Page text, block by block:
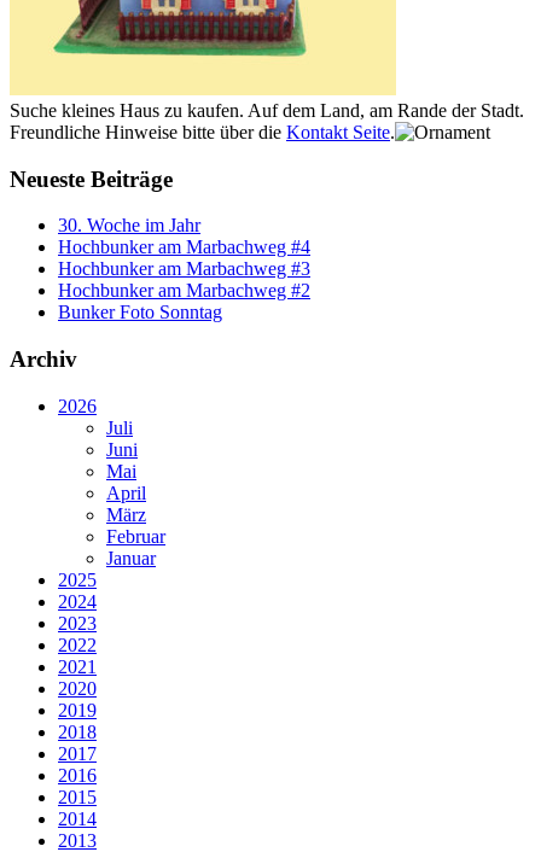
Suche kleines Haus zu kaufen. Auf dem Land, am Rande der Stadt.
Freundliche Hinweise bitte über die Kontakt Seite.
Neueste Beiträge
30. Woche im Jahr
Hochbunker am Marbachweg #4
Hochbunker am Marbachweg #3
Hochbunker am Marbachweg #2
Bunker Foto Sonntag
Archiv
2026
Juli
Juni
Mai
April
März
Februar
Januar
2025
2024
2023
2022
2021
2020
2019
2018
2017
2016
2015
2014
2013